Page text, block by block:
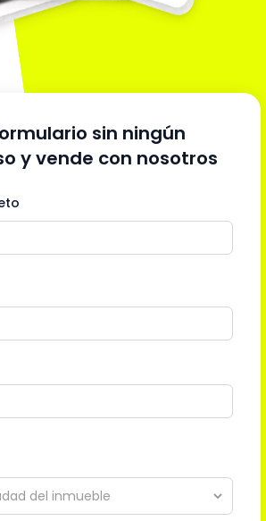
sin ningún
y vende con nosotros